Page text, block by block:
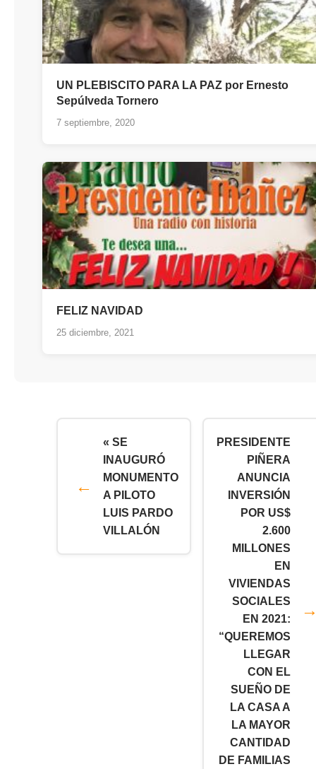
UN PLEBISCITO PARA LA PAZ por Ernesto
Sepúlveda Tornero
7 septiembre, 2020
FELIZ NAVIDAD
25 diciembre, 2021
« SE
INAUGURÓ
MONUMENTO
A PILOTO
LUIS PARDO
VILLALÓN
PRESIDENTE
PIÑERA
ANUNCIA
INVERSIÓN
POR US$
2.600
MILLONES
EN
VIVIENDAS
SOCIALES
EN 2021:
“QUEREMOS
LLEGAR
CON EL
SUEÑO DE
LA CASA A
LA MAYOR
CANTIDAD
DE FAMILIAS